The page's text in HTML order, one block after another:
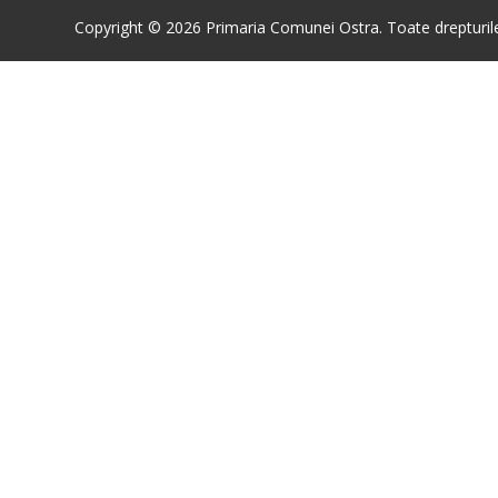
Copyright © 2026 Primaria Comunei Ostra. Toate